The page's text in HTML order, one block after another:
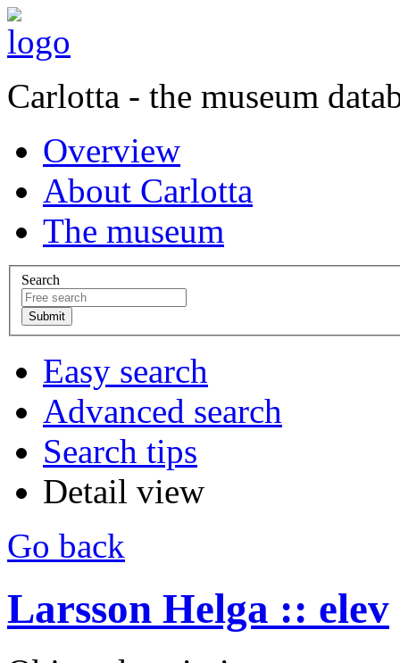
Carlotta - the museum
Overview
About Carlotta
The museum
Search
Easy search
Advanced search
Search tips
Detail view
Go back
Larsson Helga :: elev